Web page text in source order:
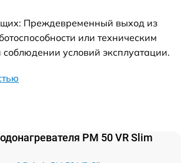
Преждевременный выход из
или техническим
условий эксплуатации.
PM 50 VR Slim